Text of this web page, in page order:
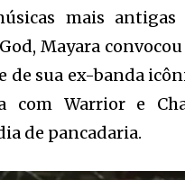
mais antigas
Mayara convocou
de sua ex-banda
com Warrior e
de pancadaria.